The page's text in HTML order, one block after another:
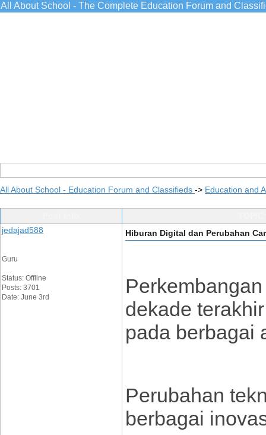
All About School - The Complete Education Forum and
All About School - Education Forum and Classifieds -> Education and
jedajad588
Guru
Status: Offline
Posts: 3701
Date: June 3rd
Hiburan Digital dan Perubahan
dekade
pada berbagai
Perubahan
berbagai